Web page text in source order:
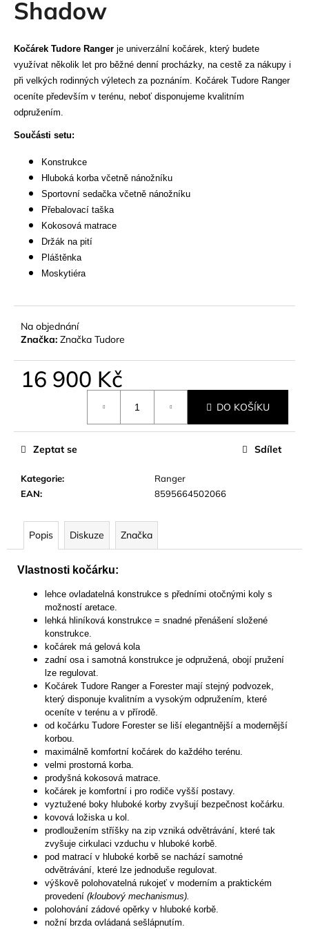
Shadow
Kočárek Tudore Ranger je univerzální kočárek, který budete
využívat několik let pro běžné denní procházky, na cestě za nákupy i
při velkých rodinných výletech za poznáním. Kočárek Tudore Ranger
oceníte především v terénu, neboť disponujeme kvalitním
odpružením.
Součásti setu:
Konstrukce
Hluboká korba včetně nánožníku
Sportovní sedačka včetně nánožníku
Přebalovací taška
Kokosová matrace
Držák na pití
Pláštěnka
Moskytiéra
Na objednání
Značka: Značka Tudore
16 900 Kč
DO KOŠÍKU
Kategorie:
Ranger
EAN: 8595664502066
Zeptat se Sdílet
Popis Diskuze Značka
Vlastnosti kočárku:
lehce ovladatelná konstrukce s předními otočnými koly s
možností aretace.
lehká hliníková konstrukce = snadné přenášení složené
konstrukce.
kočárek má gelová kola
zadní osa i samotná konstrukce je odpružená, obojí pružení
lze regulovat.
Kočárek Tudore Ranger a Forester mají stejný podvozek,
který disponuje kvalitním a vysokým odpružením, které
oceníte v terénu a v přírodě.
od kočárku Tudore Forester se liší elegantnější a modernější
korbou.
maximálně komfortní kočárek do každého terénu.
velmi prostorná korba.
prodyšná kokosová matrace.
kočárek je komfortní i pro rodiče vyšší postavy.
vyztužené boky hluboké korby zvyšují bezpečnost kočárku.
kovová ložiska u kol.
prodloužením stříšky na zip vzniká odvětrávání, které tak
zvyšuje cirkulaci vzduchu v hluboké korbě.
pod matrací v hluboké korbě se nachází samotné
odvětrávání, které lze jednoduše regulovat.
výškově polohovatelná rukojeť v moderním a praktickém
provedení (kloubový mechanismus).
polohování zádové opěrky v hluboké korbě.
nožní brzda ovládaná sešlápnutím.
a
í
t
?
č
u
e
m